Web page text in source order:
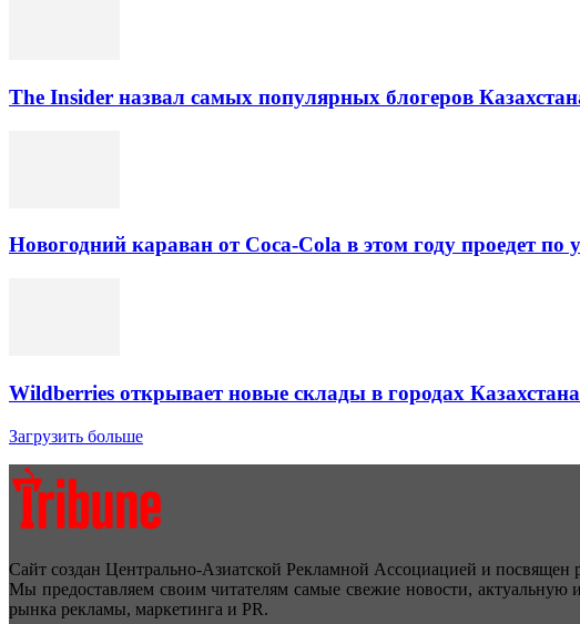
The Insider назвал самых популярных блогеров
Новогодний караван от Coca-Cola в этом году проедет по
Wildberries открывает новые склады в городах Казахстана
Загрузить больше
Сайт создан Центрально-Азиатской Рекламной Ассоциацией и посвящен
Мы предоставляем своим читателям самые свежие новости,
рынка рекламы, маркетинга и PR.